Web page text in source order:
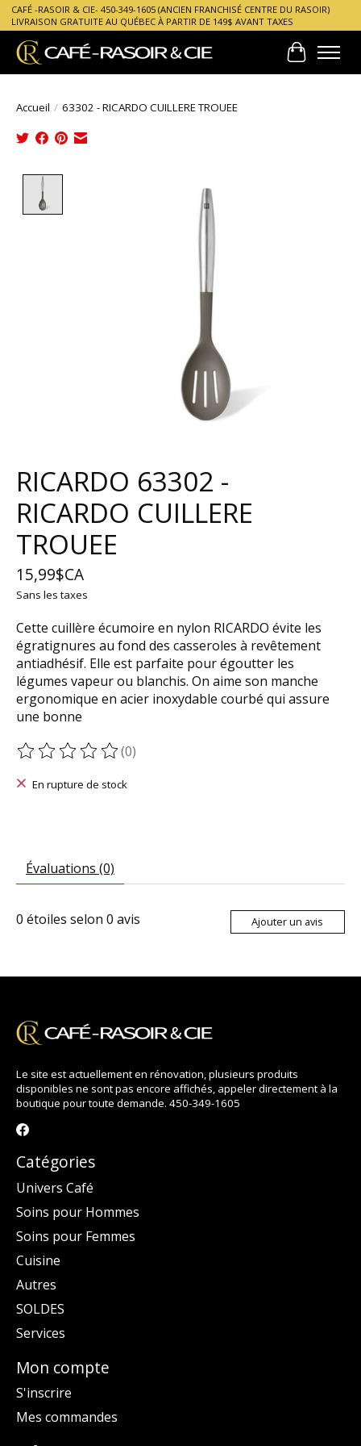
CAFÉ -RASOIR & CIE- 450-349-1605 (ANCIEN FRANCHISÉ CENTRE DU RASOIR)
LIVRAISON GRATUITE AU QUÉBEC À PARTIR DE 149$ AVANT TAXES
Panier
Accueil / 63302 - RICARDO CUILLERE TROUEE
RICARDO 63302 -
RICARDO CUILLERE
TROUEE
15,99$CA
Sans les taxes
Cette cuillère écumoire en nylon RICARDO évite les
égratignures au fond des casseroles à revêtement
antiadhésif. Elle est parfaite pour égoutter les
légumes vapeur ou blanchis. On aime son manche
ergonomique en acier inoxydable courbé qui assure
une bonne
Ce produit est évalué à
(0)
En rupture de stock
Évaluations (0)
0 étoiles selon 0 avis Ajouter un avis
Le site est actuellement en rénovation, plusieurs produits
disponibles ne sont pas encore affichés, appeler directement à la
boutique pour toute demande. 450-349-1605
Catégories
Univers Café
Soins pour Hommes
Soins pour Femmes
Cuisine
Autres
SOLDES
Services
Mon compte
S'inscrire
Mes commandes